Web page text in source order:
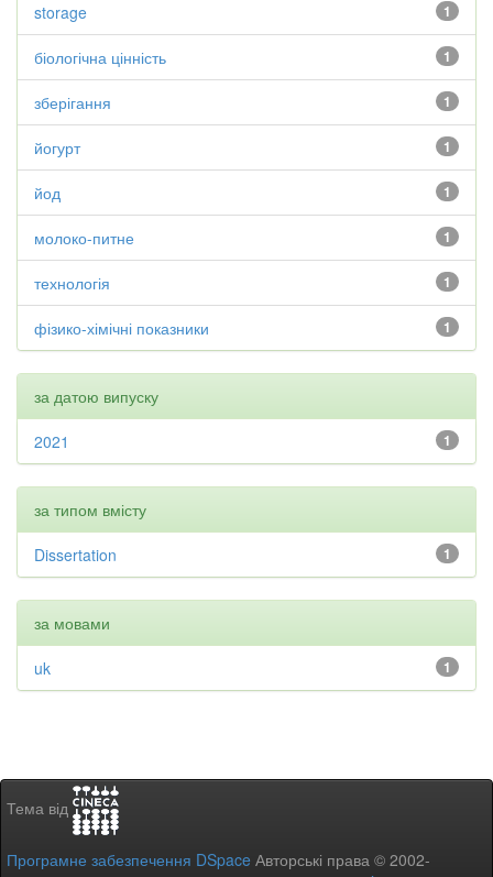
1
storage
1
біологічна цінність
1
зберігання
1
йогурт
1
йод
1
молоко-питне
1
технологія
1
фізико-хімічні показники
за датою випуску
1
2021
за типом вмісту
1
Dissertation
за мовами
1
uk
Тема від
Програмне забезпечення DSpace Авторські права © 2002-